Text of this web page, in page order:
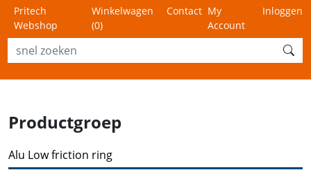
Pritech
Webshop
Winkelwagen
(0)
Contact My
Account
Inloggen
Productgroep
Alu Low friction ring